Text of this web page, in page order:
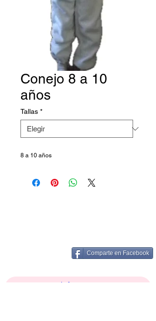
Conejo 8 a 10
años
Tallas *
8 a 10 años
Comparte en Facebook